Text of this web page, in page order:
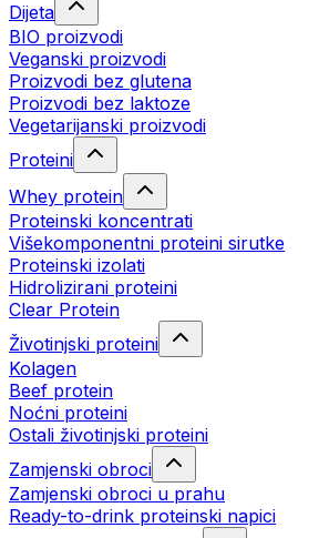
Dijeta
BIO proizvodi
Veganski proizvodi
Proizvodi bez glutena
Proizvodi bez laktoze
Vegetarijanski proizvodi
Proteini
Whey protein
Proteinski koncentrati
Višekomponentni proteini sirutke
Proteinski izolati
Hidrolizirani proteini
Clear Protein
Životinjski proteini
Kolagen
Beef protein
Noćni proteini
Ostali životinjski proteini
Zamjenski obroci
Zamjenski obroci u prahu
Ready-to-drink proteinski napici